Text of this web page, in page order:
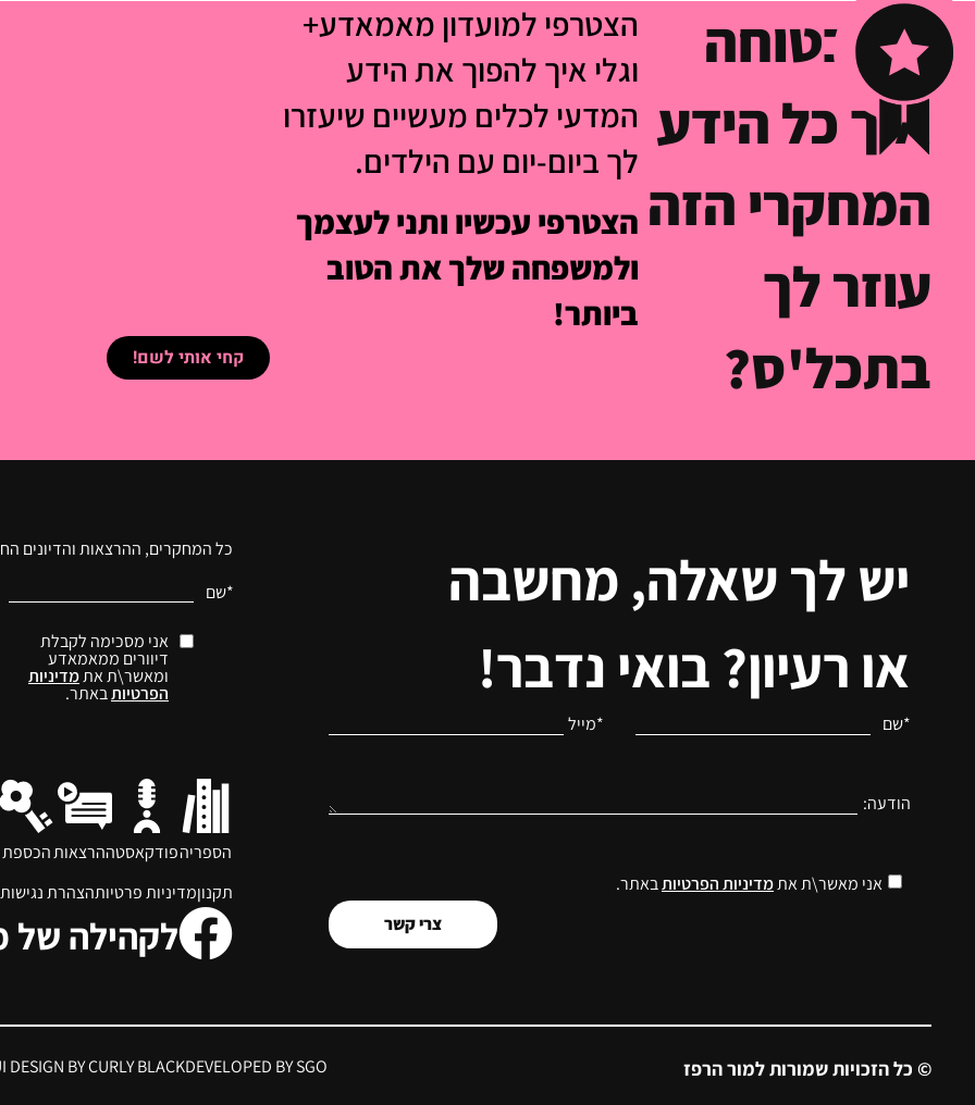
לא בטוחה
איך כל הידע
המחקרי הזה
עוזר לך
בתכל'ס?
הצטרפי למועדון מאמאדע+
וגלי איך להפוך את הידע
המדעי לכלים מעשיים שיעזרו
לך ביום-יום עם הילדים.
הצטרפי עכשיו ותני לעצמך
ולמשפחה שלך את הטוב
ביותר!
קחי אותי לשם!
יש לך שאלה, מחשבה
או רעיון? בואי נדבר!
*שם *מייל
הודעה:
אני מאשר\ת אתמדיניות הפרטיות באתר.
צרי קשר
כל המחקרים, ההרצאות והדיונים
*שם
אני מסכימה לקבלת
דיוורים ממאמאדע
ומאשר\ת אתמדיניות
הפרטיותבאתר.
הספריהפודקאסטההרצאותהכספת
תקנוןמדיניות פרטיותהצהרת נגישות
לקהילה
© כל הזכויות שמורות למור הרפז DESIGN BY CURLY BLACKDEVELOPED BY SGO